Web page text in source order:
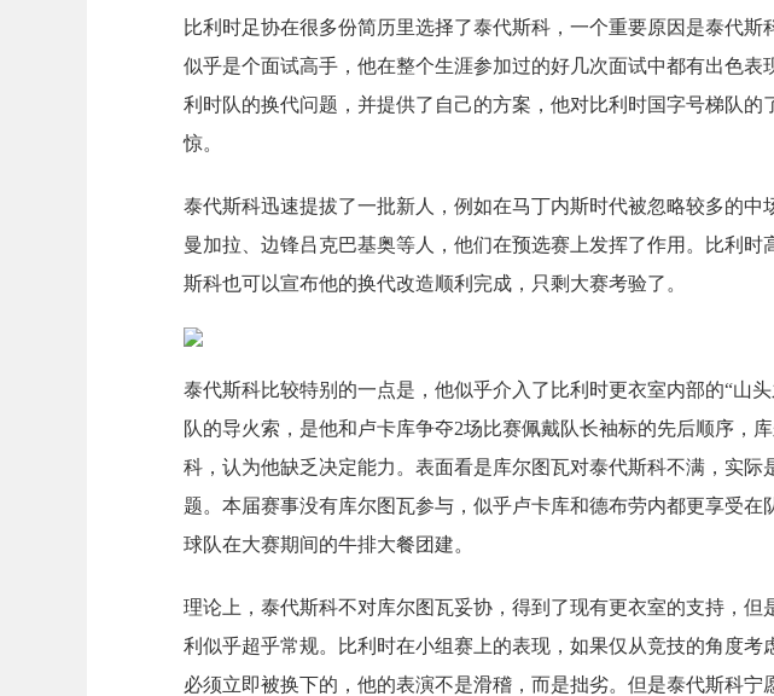
比利时足协在很多份简历里选择了泰代斯科，一个重要原因是泰代斯
似乎是个面试高手，他在整个生涯参加过的好几次面试中都有出色表
利时队的换代问题，并提供了自己的方案，他对比利时国字号梯队的
惊。
泰代斯科迅速提拔了一批新人，例如在马丁内斯时代被忽略较多的中
曼加拉、边锋吕克巴基奥等人，他们在预选赛上发挥了作用。比利时
斯科也可以宣布他的换代改造顺利完成，只剩大赛考验了。
泰代斯科比较特别的一点是，他似乎介入了比利时更衣室内部的“山
队的导火索，是他和卢卡库争夺2场比赛佩戴队长袖标的先后顺序，
科，认为他缺乏决定能力。表面看是库尔图瓦对泰代斯科不满，实际
题。本届赛事没有库尔图瓦参与，似乎卢卡库和德布劳内都更享受在
球队在大赛期间的牛排大餐团建。
理论上，泰代斯科不对库尔图瓦妥协，得到了现有更衣室的支持，但
利似乎超乎常规。比利时在小组赛上的表现，如果仅从竞技的角度考
必须立即被换下的，他的表演不是滑稽，而是拙劣。但是泰代斯科宁